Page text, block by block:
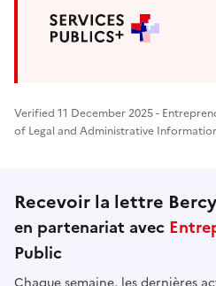
Verified 11 December 2025 -
of Legal and Administrative
Recevoir la lettre
en partenariat avec
Public